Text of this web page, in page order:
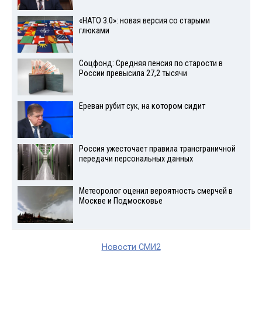
«НАТО 3.0»: новая версия со старыми
глюками
Соцфонд: Средняя пенсия по старости в
России превысила 27,2 тысячи
Ереван рубит сук, на котором сидит
Россия ужесточает правила трансграничной
передачи персональных данных
Метеоролог оценил вероятность смерчей в
Москве и Подмосковье
Новости СМИ2